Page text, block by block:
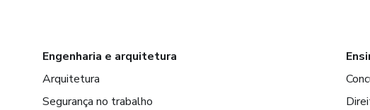
Engenharia e arquitetura
Arquitetura
Segurança no trabalho